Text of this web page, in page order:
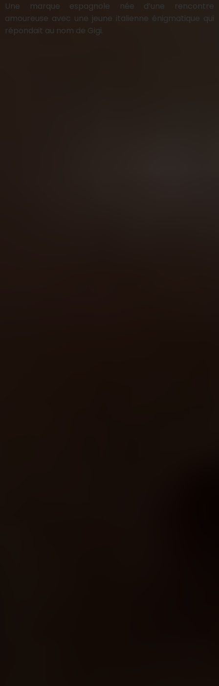
Une marque espagnole née d’une rencontre
amoureuse avec une jeune italienne énigmatique qui
répondait au nom de Gigi.